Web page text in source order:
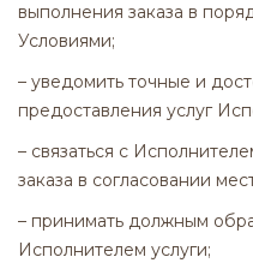
выполнения заказа в
Условиями;
– уведомить точные и
предоставления услуг
– связаться с
заказа в согласовании
– принимать должным
Исполнителем услуги;